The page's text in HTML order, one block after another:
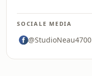
SOCIALE MEDIA
@StudioNeau4700